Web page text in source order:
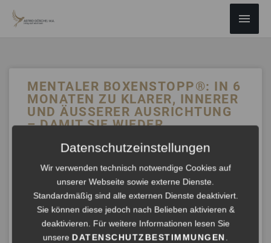
INHALT
MENTALER BOXENSTOPP®: IN 6
MONATEN ZU KLARER, INNERER
UND ÄUSSERER AUSRICHTUNG
– DAMIT SIE WIEDER
STATT IM HAMSTERRAD ZU
LAUFEN
Seit 20 Jahren unterstützt Astrid Göschel M.A.
Unternehmen und Unternehmer*innen dabei, ihre Ziele auf
direktem Weg und gemeinsam mit allen Beteiligten zu
erreichen. In 6
Datenschutzeinstellungen
Wir verwenden technisch notwendige Cookies auf
unserer Webseite sowie externe Dienste.
Standardmäßig sind alle externen Dienste deaktiviert.
Sie können diese jedoch nach Belieben aktivieren &
deaktivieren. Für weitere Informationen lesen Sie
unsereDATENSCHUTZBESTIMMUNGEN.